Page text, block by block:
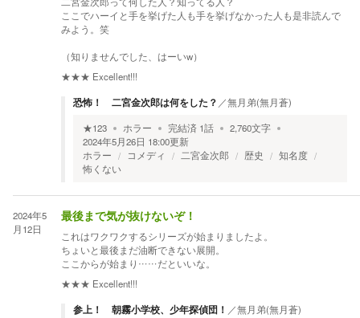
ここでハーイと手を挙げた人も手を挙げなかった人も是非読んで
みよう。笑
（知りませんでした、はーいw）
★★★ Excellent!!!
恐怖！ 二宮金次郎は何をした？ ／無月弟(無月蒼)
★123 ホラー 完結済 1話 2,760文字
2024年5月26日 18:00更新
ホラー
コメディ 二宮金次郎 歴史
知名度
怖くない
2024年5
月12日
最後まで気が抜けないぞ！
これはワクワクするシリーズが始まりましたよ。
ちょいと最後まだ油断できない展開。
ここからが始まり……だといいな。
★★★ Excellent!!!
参上！ 朝霧小学校、少年探偵団！ ／無月弟(無月蒼)